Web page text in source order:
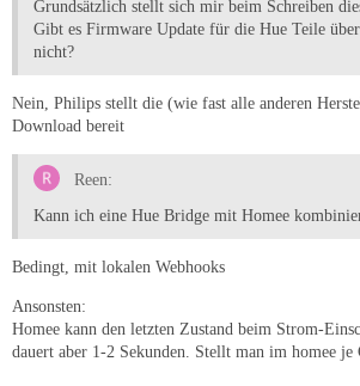
Grundsätzlich stellt sich mir beim Schreiben
Gibt es Firmware Update für die Hue Teile
nicht?
Nein, Philips stellt die (wie fast alle anderen
Download bereit
Reen:
Kann ich eine Hue Bridge mit Homee
Bedingt, mit lokalen Webhooks
Ansonsten:
Homee kann den letzten Zustand beim Strom-
dauert aber 1-2 Sekunden. Stellt man im homee